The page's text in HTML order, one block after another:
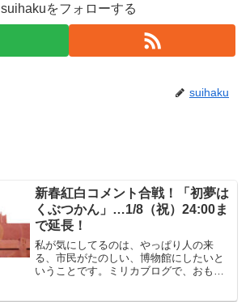
suihakuをフォローする
suihaku
新春紅白コメント合戦！「初夢は
くぶつかん」…1/8（祝）24:00ま
で延長！
私が気にしてるのは、やっぱり人の来
る、市民がたのしい、博物館にしたいと
いうことです。ミリカブログで、おもし